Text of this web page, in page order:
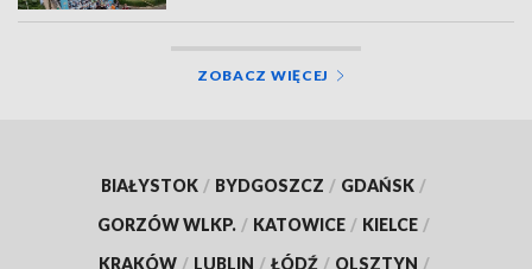
ZOBACZ WIĘCEJ
BIAŁYSTOK / BYDGOSZCZ / GDAŃSK /
GORZÓW WLKP. / KATOWICE / KIELCE /
KRAKÓW / LUBLIN / ŁÓDŹ / OLSZTYN /